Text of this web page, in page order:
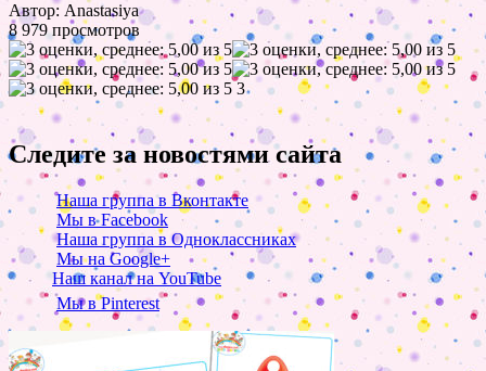
Автор: Anastasiya
8 979 просмотров
3
Следите за новостями сайта
Наша группа в Вконтакте
Мы в Facebook
Наша группа в Одноклассниках
Мы на Google+
Наш канал на YouTube
Мы в Pinterest